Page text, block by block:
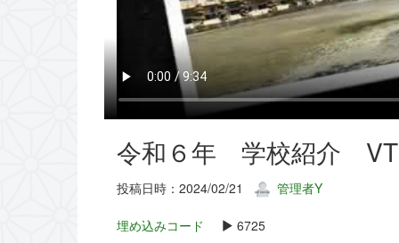
令和６年 学校紹介
投稿日時：2024/02/21 管理者Y
埋め込みコード 6725